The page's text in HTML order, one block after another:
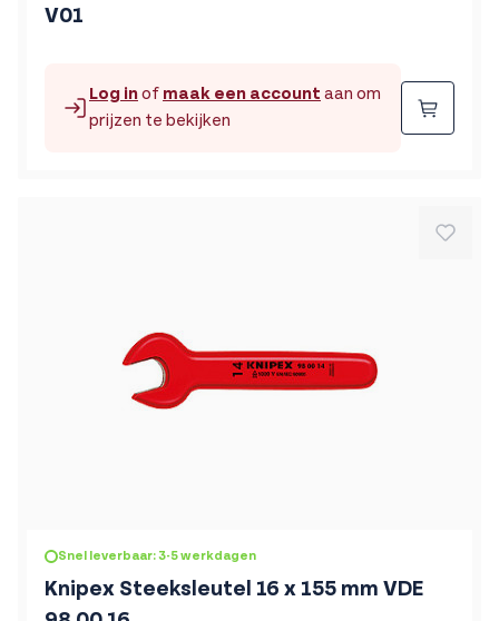
V01
Log inof maak een account aan om
prijzen te bekijken
Snel leverbaar: 3-5 werkdagen
Knipex Steeksleutel 16 x 155 mm VDE